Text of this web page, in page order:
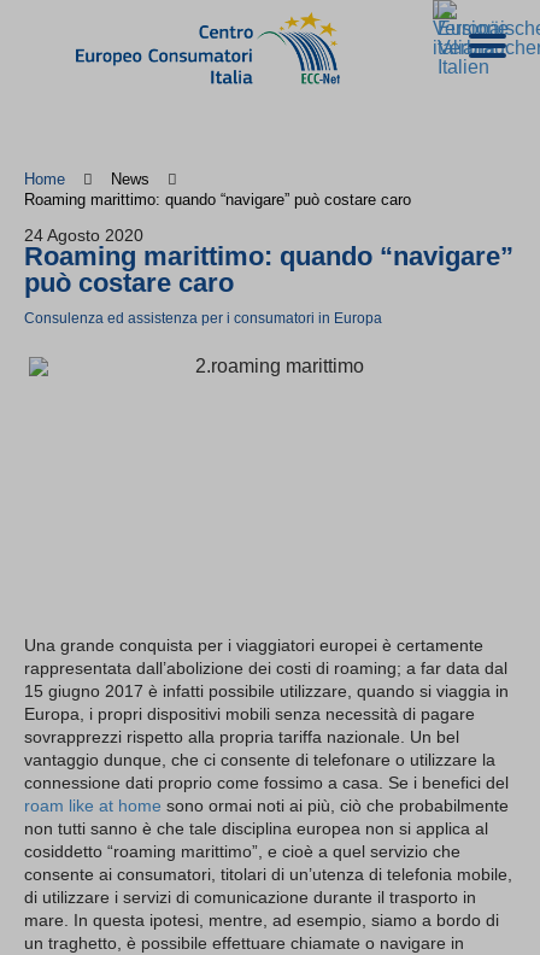
Home
News
Roaming marittimo: quando “navigare” può costare caro
24 Agosto 2020
Roaming marittimo: quando “navigare”
può costare caro
Consulenza ed assistenza per i consumatori in Europa
Una grande conquista per i viaggiatori europei è certamente
rappresentata dall’abolizione dei costi di roaming; a far data dal
15 giugno 2017 è infatti possibile utilizzare, quando si viaggia in
Europa, i propri dispositivi mobili senza necessità di pagare
sovrapprezzi rispetto alla propria tariffa nazionale. Un bel
vantaggio dunque, che ci consente di telefonare o utilizzare la
connessione dati proprio come fossimo a casa. Se i benefici del
roam like at home sono ormai noti ai più, ciò che probabilmente
non tutti sanno è che tale disciplina europea non si applica al
cosiddetto “roaming marittimo”, e cioè a quel servizio che
consente ai consumatori, titolari di un’utenza di telefonia mobile,
di utilizzare i servizi di comunicazione durante il trasporto in
mare. In questa ipotesi, mentre, ad esempio, siamo a bordo di
un traghetto, è possibile effettuare chiamate o navigare in